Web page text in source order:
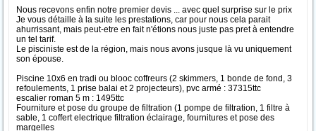
Nous recevons enfin notre premier devis ... avec quel surprise sur le prix
Je vous détaille à la suite les prestations, car pour nous cela parait
ahurrissant, mais peut-etre en fait n'étions nous juste pas pret à entendre
un tel tarif.
Le pisciniste est de la région, mais nous avons jusque là vu uniquement
son épouse.
Piscine 10x6 en tradi ou blooc coffreurs (2 skimmers, 1 bonde de fond, 3
refoulements, 1 prise balai et 2 projecteurs), pvc armé : 37315ttc
escalier roman 5 m : 1495ttc
Fourniture et pose du groupe de filtration (1 pompe de filtration, 1 filtre à
sable, 1 coffert electrique filtration éclairage, fournitures et pose des
margelles